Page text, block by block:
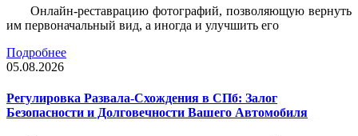
Онлайн-реставрацию фотографий, позволяющую вернуть
им первоначальный вид, а иногда и улучшить его
Подробнее
05.08.2026
Регулировка Развала-Схождения в СПб: Залог
Безопасности и Долговечности Вашего Автомобиля